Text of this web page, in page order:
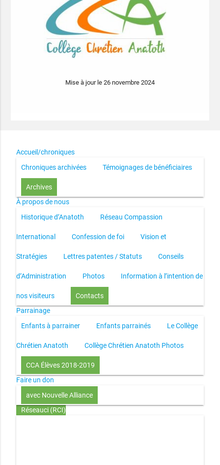
Mise à jour le 26 novembre 2024
Accueil/chroniques
Chroniques archivées
Témoignages de bénéficiaires
Archives
À propos de nous
Historique d’Anatoth
Réseau Compassion
International Confession de foi Vision et
Stratégies Lettres patentes / Statuts Conseils
d’Administration Photos Information à l’intention de
nos visiteurs
Contacts
Parrainage
Enfants à parrainer
Enfants parrainés Le Collège
Chrétien Anatoth Collège Chrétien Anatoth Photos
CCA Élèves 2018-2019
Faire un don
avec Nouvelle Alliance
Réseauci (RCI)